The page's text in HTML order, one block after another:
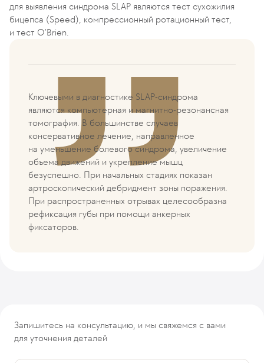
для выявления синдрома SLAP являются тест сухожилия
бицепса (Speed), компрессионный ротационный тест,
и тест O’Brien.
Ключевыми в диагностике SLAP-синдрома
являются компьютерная и магнитно-резонансная
томография. В большинстве случаев
консервативное лечение, направленное
на уменьшение болевого синдрома, увеличение
объема движений и укрепление мышц
безуспешно. При начальных стадиях показан
артроскопический дебридмент зоны поражения.
При распространенных отрывах целесообразна
рефиксация губы при помощи анкерных
фиксаторов.
Запишитесь на консультацию, и мы свяжемся с вами
для уточнения деталей